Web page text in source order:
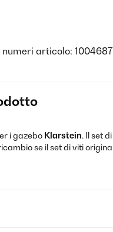
articolo:
i gazebo Klarstein. Il set
se il set di viti